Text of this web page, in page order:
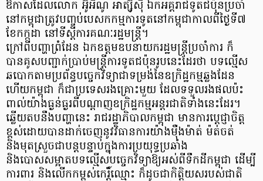
ឱកាសដែលលោក អ៊ូអិណូ អាត្ស៊ូស៊ី ឯកអគ្គរាជទូតជប៉ុនប្រចាំ
នៅកម្ពុជាត្រូវបញ្ចប់បេសកកម្មការទូតនៅកម្ពុជាកាលពីថ្ងៃទី៧
ខែកក្កដា នៅទីស្តីការគណៈរដ្ឋមន្ត្រី។
ក្រៅពីបញ្ហាព្រំដែន ឯកឧត្តមឧបនាយករដ្ឋមន្ត្រីប្រចាំការ ក៏
បានគូសបញ្ជាក់ប្រាប់មន្ត្រីការទូតជប៉ុនរូបនេះដែរថា បទល្មើស
ឆបោកតាមប្រព័ន្ធបច្ចេកវិទ្យាជាទម្រង់នៃឧក្រិដ្ឋកម្មឆ្លងដែន
ហើយកម្ពុជា ក៏ជាប្រទេសរងគ្រោះមួយ ដែលទទួលរងផលប៉ះ
ពាល់យ៉ាងធ្ងន់ធ្ងរពីបណ្តាញឧក្រិដ្ឋកម្មអន្តរជាតិទាំងនេះដែរ។
ឆ្លើយតបនឹងបញ្ហានេះ រាជរដ្ឋាភិបាលកម្ពុជា មានការប្តេជ្ញាចិត្ត
ខ្ពស់ដោយបានដាក់ចេញនូវវិធានការយ៉ាងម៉ឺងម៉ាត់ ម៉ត់ចត់
និងមុតស្រួចជាបន្តបន្ទាប់ក្នុងការប្រយុទ្ធប្រឆាំង
និងបោសសម្អាតបទល្មើសបច្ចេកវិទ្យាឱ្យអស់ពីទឹកដីកម្ពុជា ដើម្បី
ការពារ និងលើកកម្ពស់កេរ្តិ៍ឈ្មោះ ក៏ដូចជាកិត្តិយសរបស់ជាតិ